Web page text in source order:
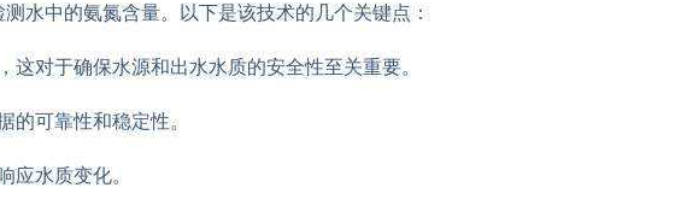
水中的氨氮含量。以下是该技术的几个关键点：
对于确保水源和出水水质的安全性至关重要。
的可靠性和稳定性。
应水质变化。